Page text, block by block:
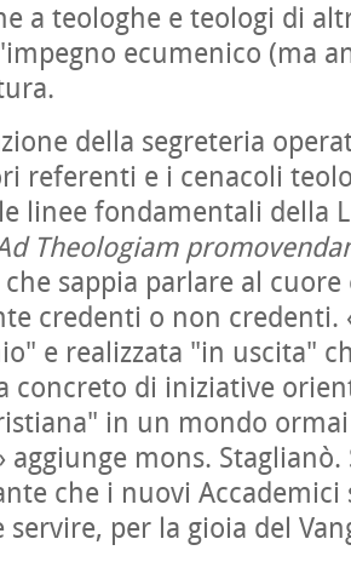
a teologhe e teologi di
ecumenico (ma
della segreteria
referenti e i cenacoli
linee fondamentali della
Theologiam
sappia parlare al
credenti o non credenti.
e realizzata "in uscita"
concreto di iniziative
in un mondo
aggiunge mons.
che i nuovi
servire, per la gioia del